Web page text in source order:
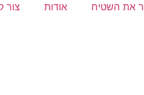
את השטיח אודות צור